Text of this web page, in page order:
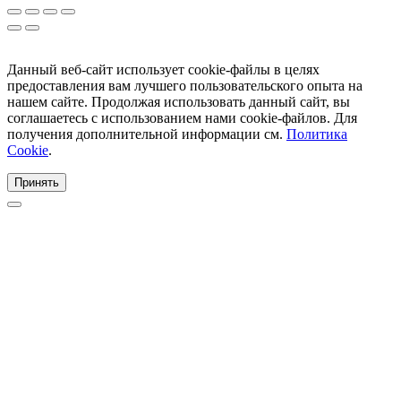
Данный веб-сайт использует cookie-файлы в целях
предоставления вам лучшего пользовательского опыта на
нашем сайте. Продолжая использовать данный сайт, вы
соглашаетесь с использованием нами cookie-файлов. Для
получения дополнительной информации см. Политика
Cookie.
Принять